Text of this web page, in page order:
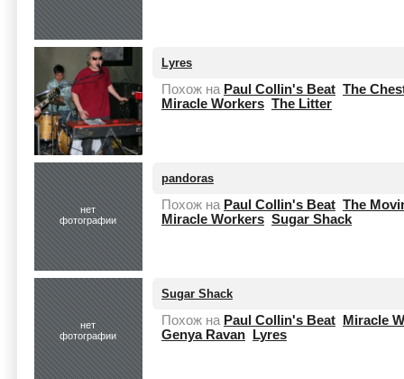
Lyres
Похож на Paul Collin's Beat The
Miracle Workers The Litter
нет
фотографии
pandoras
Похож на Paul Collin's Beat The
Miracle Workers Sugar Shack
нет
фотографии
Sugar Shack
Похож на Paul Collin's Beat
Miracle
Genya Ravan
Lyres